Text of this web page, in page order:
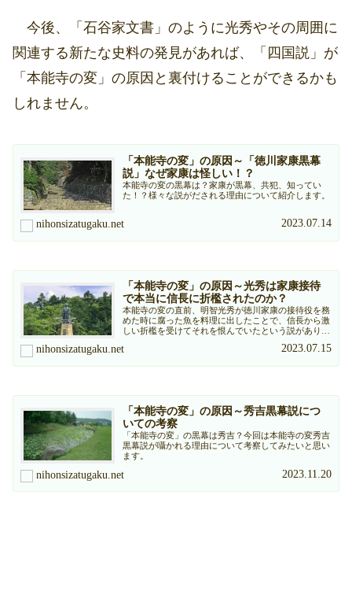
今後、「石谷家文書」のように光秀やその周囲に
関連する新たな史料の発見があれば、「四国説」が
「本能寺の変」の原因と裏付けることができるかも
しれません。
「本能寺の変」の原因～「徳川家康黒幕
説」なぜ家康は怪しい！？
本能寺の変の黒幕は？家康が黒幕、共犯、知ってい
た！？様々な説がだされる理由について紹介します。
nihonsizatugaku.net 2023.07.14
「本能寺の変」の原因～光秀は家康接待
で本当に信長に折檻されたのか？
本能寺の変の直前、明智光秀が徳川家康の接待役を務
めた時に腐った魚を料理に出したことで、信長から激
しい折檻を受けてそれを恨んでいたという説がありま
nihonsizatugaku.net 2023.07.15
「本能寺の変」の原因～秀吉黒幕説につ
いての考察
「本能寺の変」の黒幕は秀吉？今回は本能寺の変秀吉
黒幕説が囁かれる理由について考察してみたいと思い
ます。
nihonsizatugaku.net 2023.11.20